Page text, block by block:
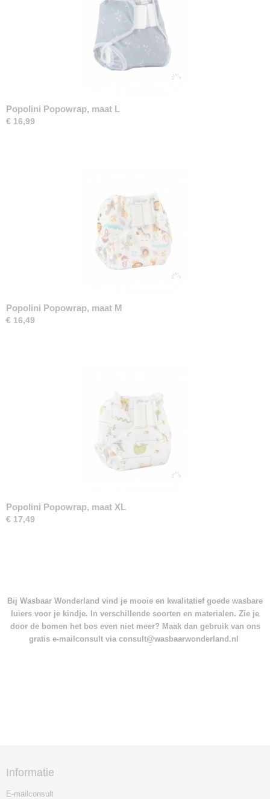
Popolini Popowrap, maat L
€ 16,99
Popolini Popowrap, maat M
€ 16,49
Popolini Popowrap, maat XL
€ 17,49
Bij Wasbaar Wonderland vind je mooie en kwalitatief goede wasbare
luiers voor je kindje. In verschillende soorten en materialen. Zie je
door de bomen het bos even niet meer? Maak dan gebruik van ons
gratis e-mailconsult via consult@wasbaarwonderland.nl
Informatie
E-mailconsult